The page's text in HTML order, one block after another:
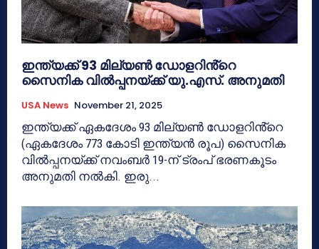
ഇന്ത്യക്ക് 93 മില്യൺ ഡോളറിൻ്റെ
സൈനിക വിൽപ്പനയ്ക്ക് യു.എസ്. അനുമതി
USA News November 21, 2025
ഇന്ത്യക്ക് ഏകദേശം 93 മില്യൺ ഡോളറിൻ്റെ
(ഏകദേശം 773 കോടി ഇന്ത്യൻ രൂപ) സൈനിക
വിൽപ്പനയ്ക്ക് നവംബർ 19-ന് ട്രംപ് ഭരണകൂടം
അനുമതി നൽകി. ഇരു...